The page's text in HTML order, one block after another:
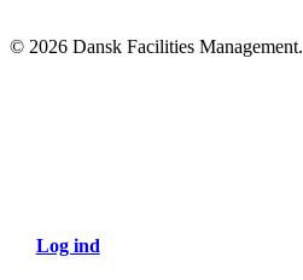
© 2026 Dansk Facilities Management.
Log ind